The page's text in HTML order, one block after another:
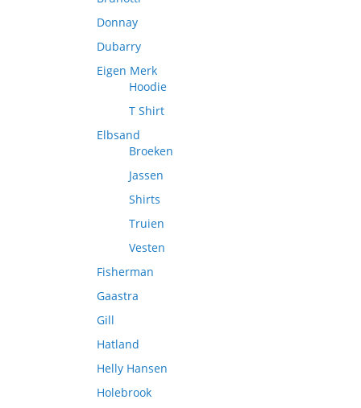
Donnay
Dubarry
Eigen Merk
Hoodie
T Shirt
Elbsand
Broeken
Jassen
Shirts
Truien
Vesten
Fisherman
Gaastra
Gill
Hatland
Helly Hansen
Holebrook